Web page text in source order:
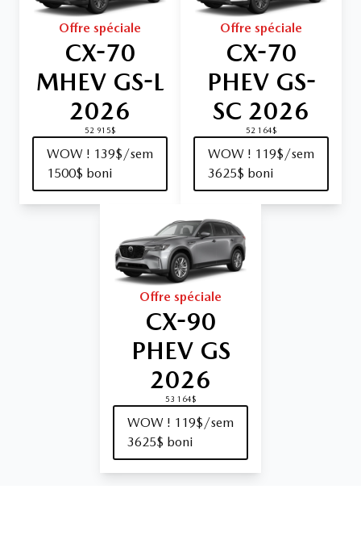
Offre spéciale
CX-70
MHEV GS-L
2026
52 915$
WOW ! 139$/sem
1500$ boni
Offre spéciale
CX-70
PHEV GS-
SC 2026
52 164$
WOW ! 119$/sem
3625$ boni
Offre spéciale
CX-90
PHEV GS
2026
53 164$
WOW ! 119$/sem
3625$ boni